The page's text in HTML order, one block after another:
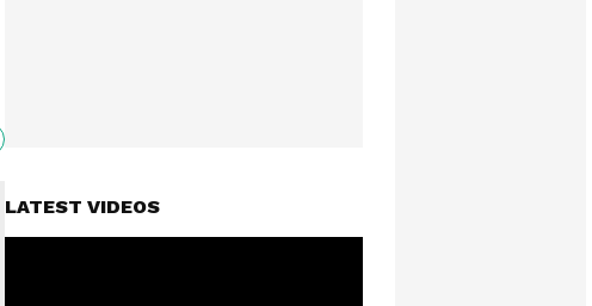
LATEST VIDEOS